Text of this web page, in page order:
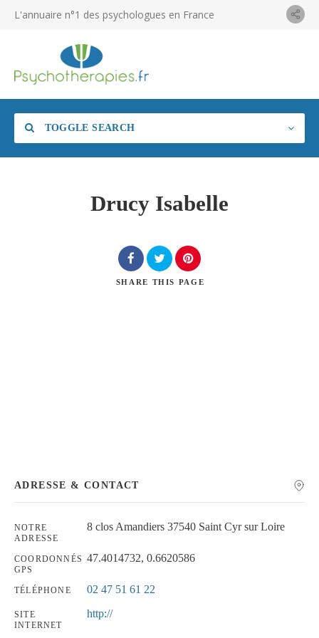
L'annuaire n°1 des psychologues en France
TOGGLE SEARCH
Drucy Isabelle
SHARE THIS PAGE
ADRESSE & CONTACT
NOTRE
ADRESSE
8 clos Amandiers 37540 Saint Cyr sur Loire
COORDONNÉS
GPS
47.4014732, 0.6620586
TÉLÉPHONE 02 47 51 61 22
SITE
INTERNET
http://